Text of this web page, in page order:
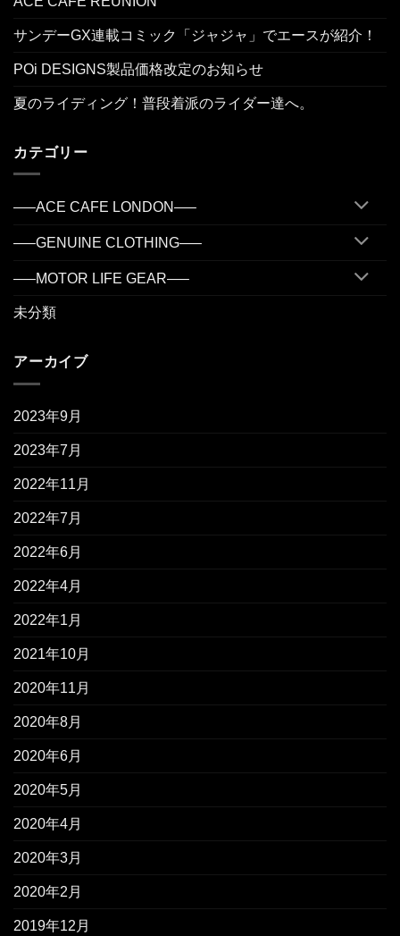
サンデーGX連載コミック「ジャジャ」でエースが紹介！
POi DESIGNS製品価格改定のお知らせ
夏のライディング！普段着派のライダー達へ。
カテゴリー
—–ACE CAFE LONDON—–
—–GENUINE CLOTHING—–
—–MOTOR LIFE GEAR—–
未分類
アーカイブ
2023年9月
2023年7月
2022年11月
2022年7月
2022年6月
2022年4月
2022年1月
2021年10月
2020年11月
2020年8月
2020年6月
2020年5月
2020年4月
2020年3月
2020年2月
2019年12月